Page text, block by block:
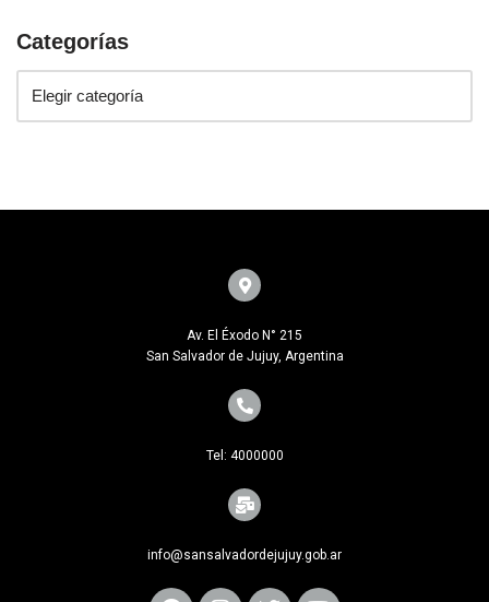
Categorías
Av. El Éxodo N° 215
San Salvador de Jujuy, Argentina
Tel: 4000000
info@sansalvadordejujuy.gob.ar